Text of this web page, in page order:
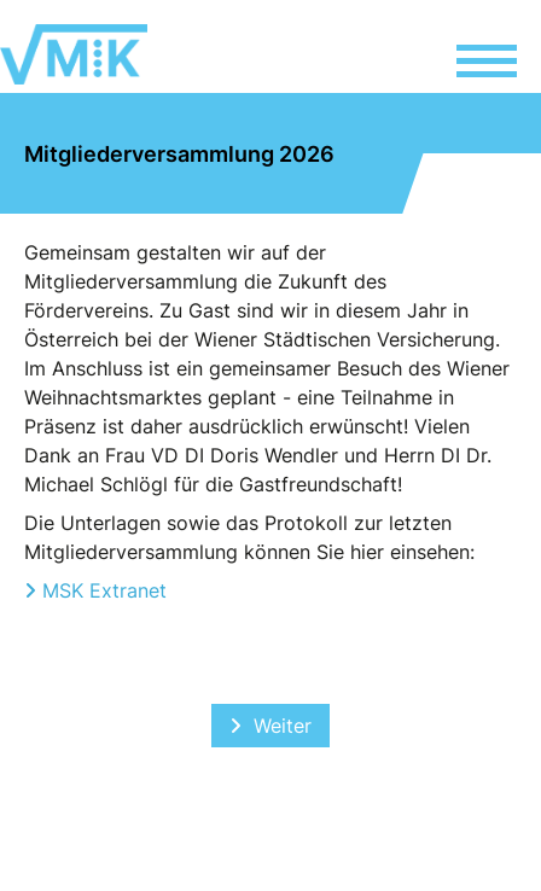
Mitgliederversammlung 2026
Gemeinsam gestalten wir auf der
Mitgliederversammlung die Zukunft des
Fördervereins. Zu Gast sind wir in diesem Jahr in
Österreich bei der Wiener Städtischen Versicherung.
Im Anschluss ist ein gemeinsamer Besuch des Wiener
Weihnachtsmarktes geplant - eine Teilnahme in
Präsenz ist daher ausdrücklich erwünscht! Vielen
Dank an Frau VD DI Doris Wendler und Herrn DI Dr.
Michael Schlögl für die Gastfreundschaft!
Die Unterlagen sowie das Protokoll zur letzten
Mitgliederversammlung können Sie hier einsehen:
MSK Extranet
Nächster Beitrag: Cool Risks
Weiter